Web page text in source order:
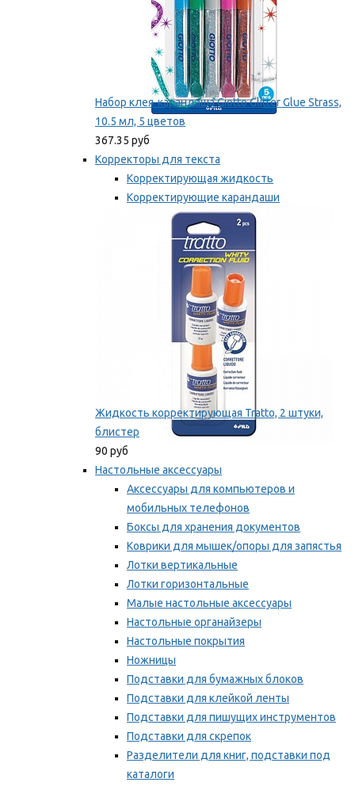
Набор клея-карандаша Giotto Glitter Glue Strass,
10.5 мл, 5 цветов
367.35 руб
Корректоры для текста
Корректирующая жидкость
Корректирующие карандаши
Корректирующие ленты
Мы рекомендуем
Жидкость корректирующая Tratto, 2 штуки,
блистер
90 руб
Настольные аксессуары
Аксессуары для компьютеров и
мобильных телефонов
Боксы для хранения документов
Коврики для мышек/опоры для запястья
Лотки вертикальные
Лотки горизонтальные
Малые настольные аксессуары
Настольные органайзеры
Настольные покрытия
Ножницы
Подставки для бумажных блоков
Подставки для клейкой ленты
Подставки для пишущих инструментов
Подставки для скрепок
Разделители для книг, подставки под
каталоги